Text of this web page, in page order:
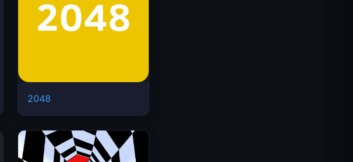
2048